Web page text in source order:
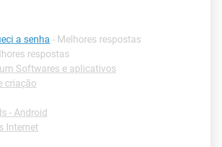
a senha - Melhores respostas
respostas
Softwares e aplicativos
criação
- Android
Internet